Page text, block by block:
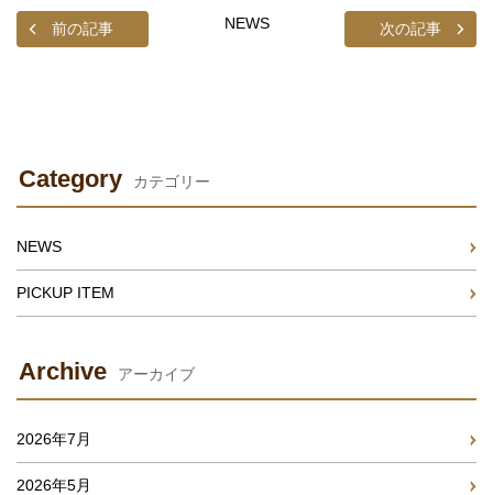
前の記事 次の記事
NEWS
Category カテゴリー
NEWS
PICKUP ITEM
Archive アーカイブ
2026年7月
2026年5月